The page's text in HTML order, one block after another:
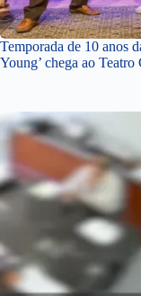
Temporada de 10 anos
Young’ chega ao Teatro